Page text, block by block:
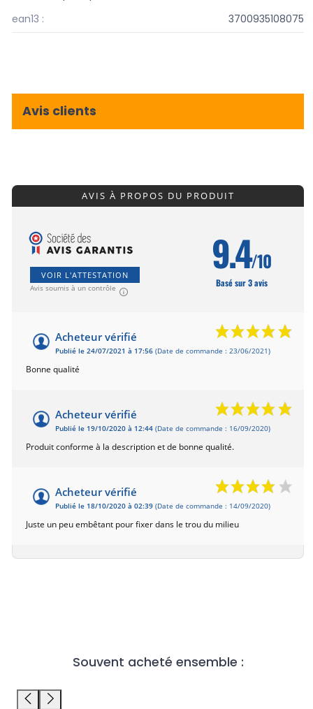
ean13 : 3700935108075
Avis clients
AVIS À PROPOS DU PRODUIT
VOIR L'ATTESTATION
Avis soumis à un contrôle
9.4/10
Basé sur 3 avis
Acheteur vérifié
Publié le 24/07/2021 à 17:56 (Date de commande : 23/06/2021)
Bonne qualité
Acheteur vérifié
Publié le 19/10/2020 à 12:44 (Date de commande : 16/09/2020)
Produit conforme à la description et de bonne qualité.
Acheteur vérifié
Publié le 18/10/2020 à 02:39 (Date de commande : 14/09/2020)
Juste un peu embêtant pour fixer dans le trou du milieu
Souvent acheté ensemble :